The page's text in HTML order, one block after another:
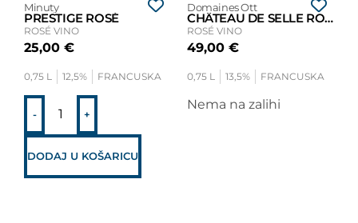
Minuty
PRESTIGE ROSÉ
ROSÉ VINO
25,00 €
0,75 L 12,5% FRANCUSKA
- +
DODAJ U KOŠARICU
Domaines Ott
CHÂTEAU DE SELLE ROSÉ
ROSÉ VINO
49,00 €
0,75 L 13,5% FRANCUSKA
Nema na zalihi